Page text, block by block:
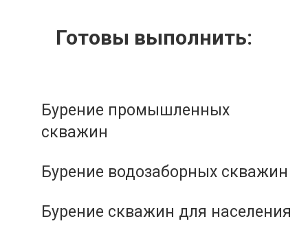
Готовы выполнить:
Бурение промышленных
скважин
Бурение водозаборных скважин
Бурение скважин для населения